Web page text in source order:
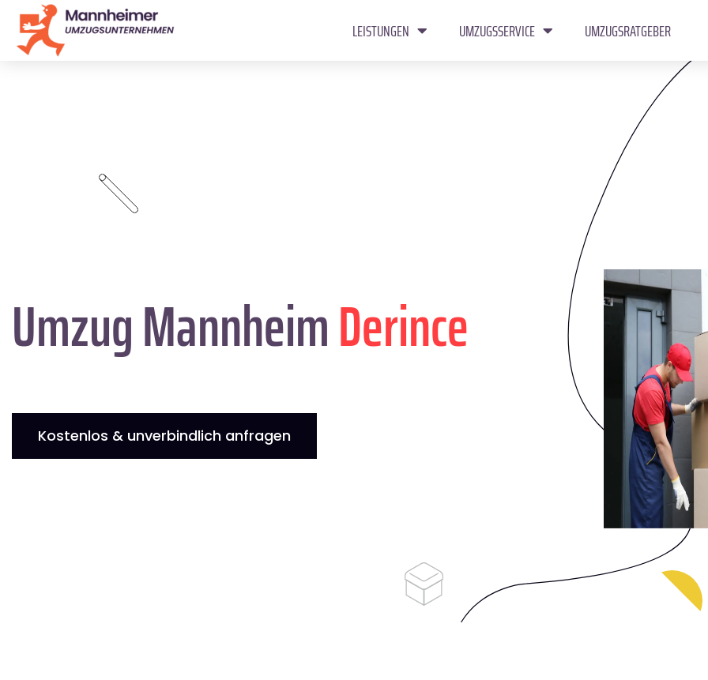
LEISTUNGEN UMZUGSSERVICE UMZUGSRATGEBER
Umzug MannheimDerince
Kostenlos & unverbindlich anfragen